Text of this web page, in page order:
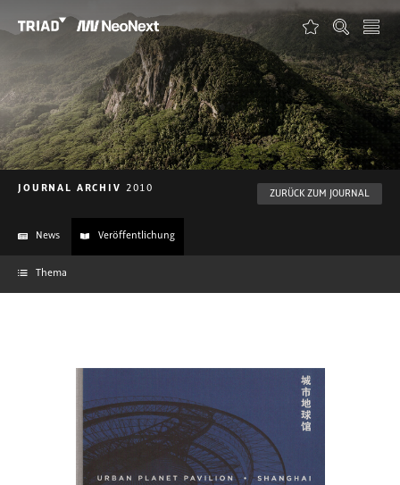
ÜBER TRIAD
ÜBER NEONEXT
JOURNAL
FORMATE
JOURNAL ARCHIV 2010 ZURÜCK ZUM JOURNAL
News Veröffentlichung
Thema